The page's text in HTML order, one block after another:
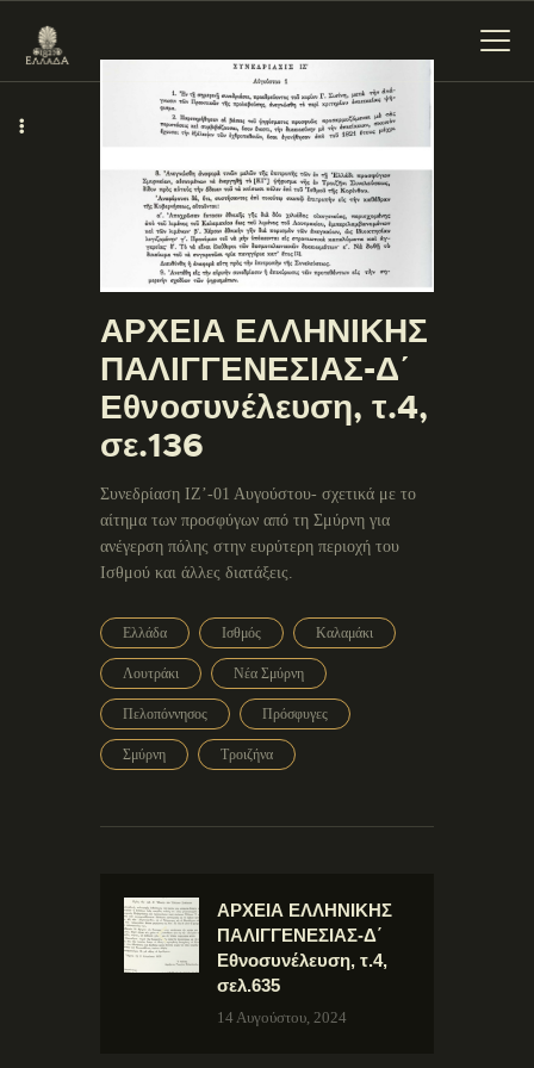
ΕΝΌΤΗΤΕΣ
ΞΥΛΌΚΑΣΤΡΟ –
ΕΥΡΩΣΤΊΝΗ
ΑΡΧΕΙΑ ΕΛΛΗΝΙΚΗΣ
ΠΑΛΙΓΓΕΝΕΣΙΑΣ-Δ΄
Εθνοσυνέλευση, τ.4,
σε.136
Συνεδρίαση ΙΖ’-01 Αυγούστου- σχετικά με το
αίτημα των προσφύγων από τη Σμύρνη για
ανέγερση πόλης στην ευρύτερη περιοχή του
Ισθμού και άλλες διατάξεις.
Ελλάδα Ισθμός Καλαμάκι
Λουτράκι Νέα Σμύρνη
Πελοπόννησος Πρόσφυγες
Σμύρνη Τροιζήνα
ΑΡΧΕΙΑ ΕΛΛΗΝΙΚΗΣ
ΠΑΛΙΓΓΕΝΕΣΙΑΣ-Δ΄
Εθνοσυνέλευση, τ.4,
σελ.635
14 Αυγούστου, 2024